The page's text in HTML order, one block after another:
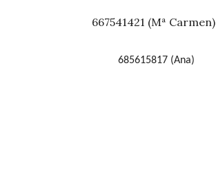
667541421 (Mª Carmen)
685615817 (Ana)